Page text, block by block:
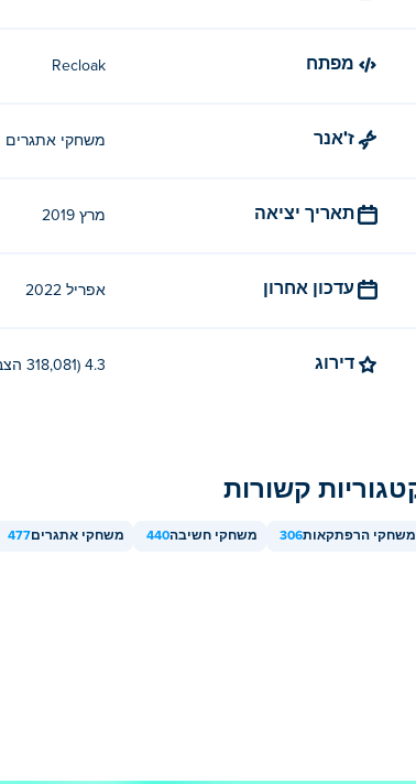
מפתח Recloak
ז'אנר משחקי אתגרים
תאריך יציאה מרץ 2019
עדכון אחרון אפריל 2022
דירוג 4.3 (318,081 הצבעות)
קשורות
משחקי הרפתקאות306 משחקי חשיבה440 משחקי אתגרים477